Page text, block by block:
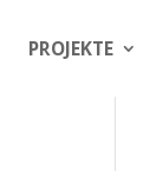
PROJEKTE